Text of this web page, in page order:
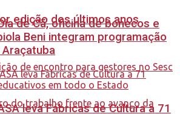
edição dos últimos anos
de Cã, oficina de bonecos e
Beni integram programação
leva Fábricas de Cultura a 71